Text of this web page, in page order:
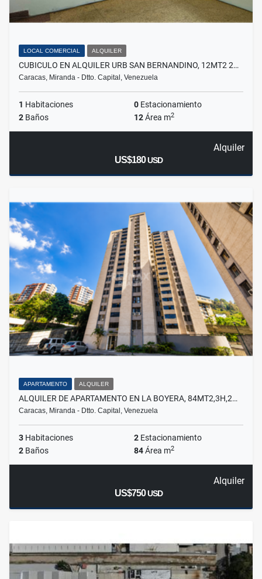
LOCAL COMERCIAL ALQUILER
CUBICULO EN ALQUILER URB SAN BERNANDINO, 12MT2 2…
Caracas, Miranda - Dtto. Capital, Venezuela
1 Habitaciones 0 Estacionamiento
2 Baños 12Área m2
Alquiler
US$180USD
APARTAMENTO ALQUILER
ALQUILER DE APARTAMENTO EN LA BOYERA, 84MT2,3H,2…
Caracas, Miranda - Dtto. Capital, Venezuela
3 Habitaciones 2 Estacionamiento
2 Baños 84Área m2
Alquiler
US$750USD